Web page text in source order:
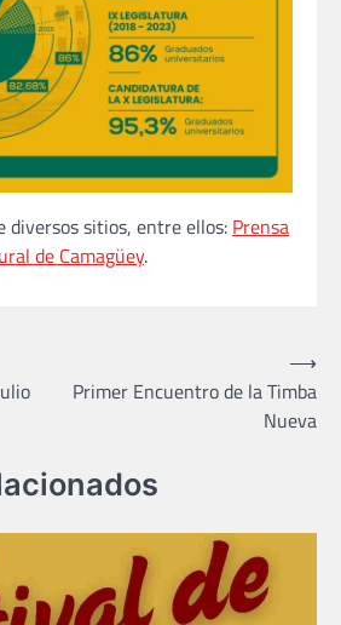
diversos sitios, entre ellos: Prensa
de Camagüey.
Primer Encuentro de la Timba
Nueva
⟶